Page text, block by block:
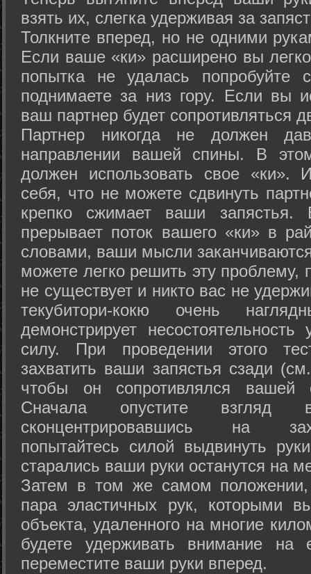
взять их, слегка удерживая за
Толкните вперед, но не одними
Если ваше «ки» расширено вы
попытка не удалась попробуйте
поднимаете за низ гору. Если вы
ваш партнер будет сопротивляться
Партнер никогда не должен
направлении вашей спины. В
должен использовать свое «ки».
себя, что не можете сдвинуть
крепко сжимает ваши запястья.
прерывает поток вашего «ки» в
словами, ваши мысли
можете легко решить эту проблему,
не существует и никто вас не
текубитори-кокю очень
демонстрирует
силу. При проведении этого
захватить ваши запястья сзади
чтобы он сопротивлялся вашей
Сначала опустите
сконцентрировавшись на
попытайтесь силой выдвинуть
старались ваши руки останутся на
Затем в том же самом положении,
пара эластичных рук, которыми
объекта, удаленного на многие
будете удерживать внимание на
переместите ваши руки вперед.